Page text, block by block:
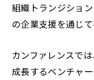
組織トランジショ
の企業支援を通じ
カンファレンスで
成長するベンチャ